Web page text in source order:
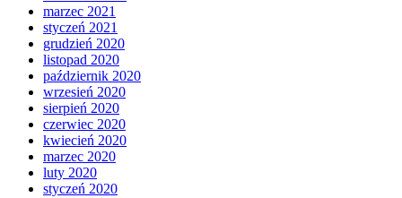
marzec 2021
styczeń 2021
grudzień 2020
listopad 2020
październik 2020
wrzesień 2020
sierpień 2020
czerwiec 2020
kwiecień 2020
marzec 2020
luty 2020
styczeń 2020